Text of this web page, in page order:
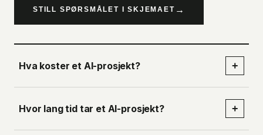
STILL SPØRSMÅLET I SKJEMAET →
Hva koster et AI-prosjekt? +
Hvor lang tid tar et AI-prosjekt? +